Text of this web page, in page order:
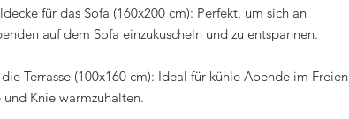
für das Sofa (160x200 cm): Perfekt, um sich an
auf dem Sofa einzukuscheln und zu entspannen.
Terrasse (100x160 cm): Ideal für kühle Abende im Freien,
Knie warmzuhalten.